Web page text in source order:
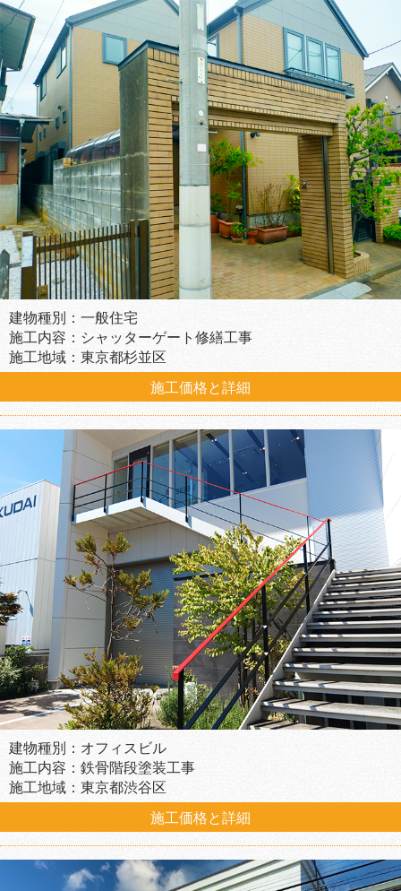
建物種別：一般住宅
施工内容：シャッターゲート修繕工事
施工地域：東京都杉並区
施工価格と詳細
建物種別：オフィスビル
施工内容：鉄骨階段塗装工事
施工地域：東京都渋谷区
施工価格と詳細